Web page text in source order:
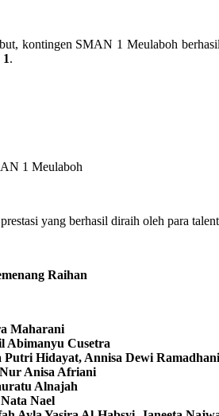
kontingen SMAN 1 Meulaboh
.
1 Meulaboh
yang berhasil diraih oleh para
Raihan
Maharani
Abimanyu Cusetra
Putri Hidayat, Annisa Dewi
Anisa Afriani
Alnajah
Nael